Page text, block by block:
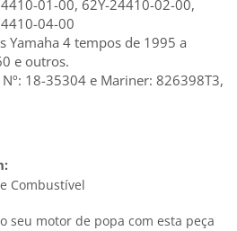
01-00, 62Y-24410-02-00,
04-00
Yamaha 4 tempos de 1995 a
e outros.
18-35304 e Mariner: 826398T3,
Combustível
seu motor de popa com esta peça